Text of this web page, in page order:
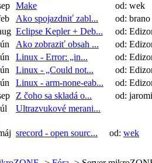
Make od: wek
Ako spojazdniť zabl... od: brano
Eclipse Kepler + Deb... od:
Ako zobraziť obsah ... od:
Linux - Error: „in... od:
Linux - „Could not... od:
Linux - arm-none-eab... od:
Z čoho sa skladá o... od:
Ultrazvukové merani...
srecord - open sourc... od: wek